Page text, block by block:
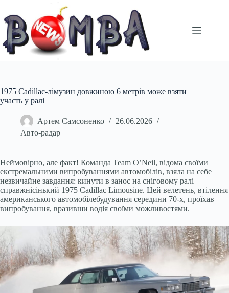
вмісту
1975 Cadillac-лімузин довжиною 6 метрів може взяти
участь у ралі
Артем Самсоненко
26.06.2026
Авто-радар
Неймовірно, але факт! Команда Team O’Neil, відома своїми
екстремальними випробуваннями автомобілів, взяла на себе
незвичайне завдання: кинути в занос на сніговому ралі
справжнісінький 1975 Cadillac Limousine. Цей велетень, втілення
американського автомобілебудування середини 70-х, проїхав
випробування, вразивши водія своїми можливостями.